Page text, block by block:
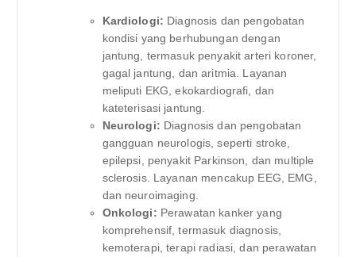
Kardiologi: Diagnosis dan pengobatan
kondisi yang berhubungan dengan
jantung, termasuk penyakit arteri koroner,
gagal jantung, dan aritmia. Layanan
meliputi EKG, ekokardiografi, dan
kateterisasi jantung.
Neurologi: Diagnosis dan pengobatan
gangguan neurologis, seperti stroke,
epilepsi, penyakit Parkinson, dan multiple
sclerosis. Layanan mencakup EEG, EMG,
dan neuroimaging.
Onkologi: Perawatan kanker yang
komprehensif, termasuk diagnosis,
kemoterapi, terapi radiasi, dan perawatan